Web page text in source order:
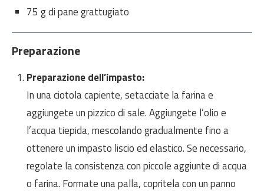
75 g di pane grattugiato
Preparazione
Preparazione dell’impasto:
In una ciotola capiente, setacciate la farina e
aggiungete un pizzico di sale. Aggiungete l’olio e
l’acqua tiepida, mescolando gradualmente fino a
ottenere un impasto liscio ed elastico. Se necessario,
regolate la consistenza con piccole aggiunte di acqua
o farina. Formate una palla, copritela con un panno